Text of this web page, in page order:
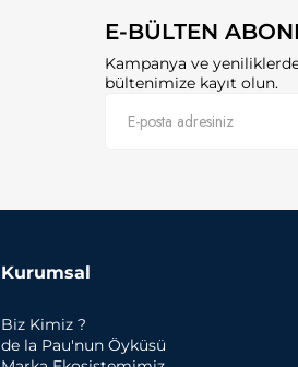
E-BÜLTEN
Kampanya ve
bültenimize kayıt olun.
Kurumsal
Biz Kimiz ?
de la Pau'nun Öyküsü